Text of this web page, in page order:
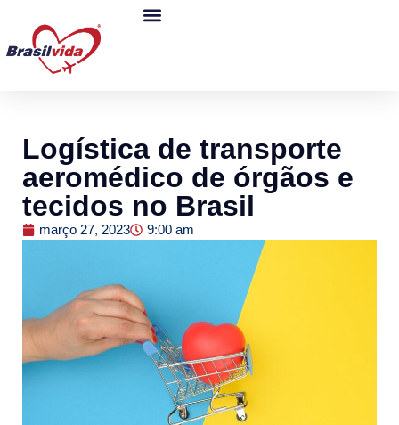
Logística de transporte
aeromédico de órgãos e
tecidos no Brasil
março 27, 2023 9:00 am